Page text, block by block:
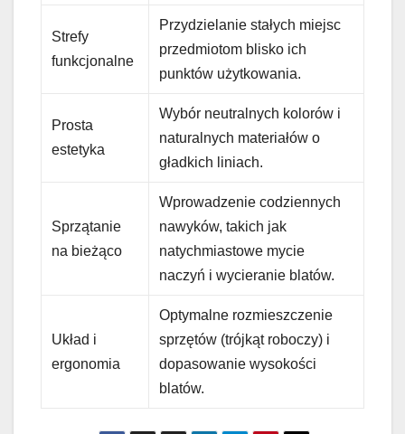
Strefy
funkcjonalne
Przydzielanie stałych miejsc
przedmiotom blisko ich
punktów użytkowania.
Prosta
estetyka
Wybór neutralnych kolorów i
naturalnych materiałów o
gładkich liniach.
Sprzątanie
na bieżąco
Wprowadzenie codziennych
nawyków, takich jak
natychmiastowe mycie
naczyń i wycieranie blatów.
Układ i
ergonomia
Optymalne rozmieszczenie
sprzętów (trójkąt roboczy) i
dopasowanie wysokości
blatów.